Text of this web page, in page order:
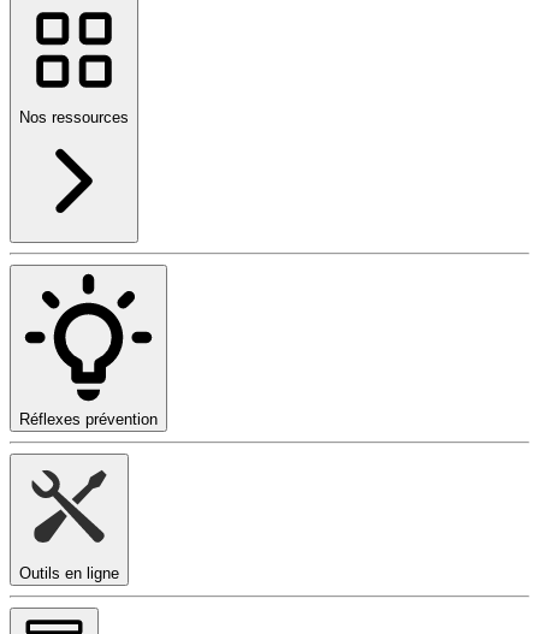
Nos ressources
Réflexes prévention
Outils en ligne